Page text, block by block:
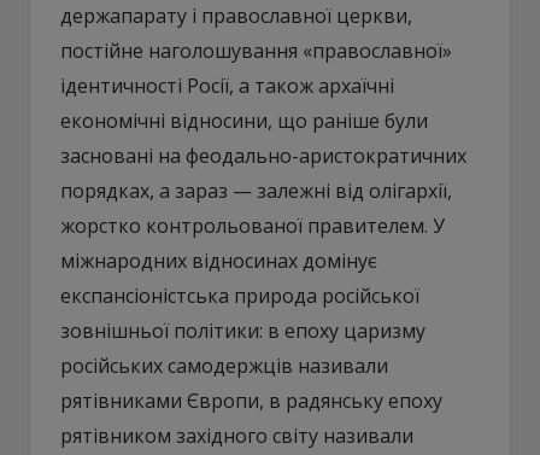
держапарату і православної церкви,
постійне наголошування «православної»
ідентичності Росії, а також архаїчні
економічні відносини, що раніше були
засновані на феодально-аристократичних
порядках, а зараз — залежні від олігархії,
жорстко контрольованої правителем. У
міжнародних відносинах домінує
експансіоністська природа російської
зовнішньої політики: в епоху царизму
російських самодержців називали
рятівниками Європи, в радянську епоху
рятівником західного світу називали